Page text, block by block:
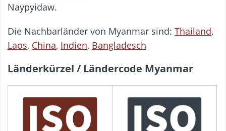
Naypyidaw.
Die Nachbarländer von Myanmar sind: Thailand,
Laos, China, Indien, Bangladesch
Länderkürzel / Ländercode Myanmar
3166 ALPHA-3
MMR
3166 ALPHA-2
MM